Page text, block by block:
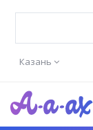
Казань